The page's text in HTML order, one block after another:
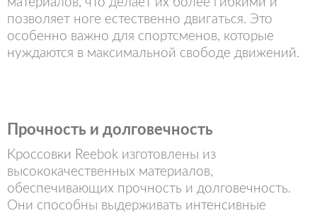
позволяет ноге естественно двигаться. Это
особенно важно для спортсменов, которые
нуждаются в максимальной свободе движений.
Прочность и долговечность
Кроссовки Reebok изготовлены из
высококачественных материалов,
обеспечивающих прочность и долговечность.
Они способны выдерживать интенсивные